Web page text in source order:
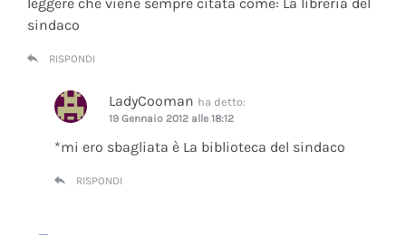
sindaco
RISPONDI
LadyCooman ha detto:
19 Gennaio 2012 alle 18:12
*mi ero sbagliata è La biblioteca del sindaco
RISPONDI